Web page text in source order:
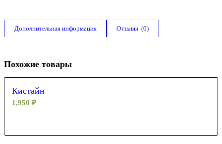
Дополнительная информация Отзывы  (0)
Похожие товары
Кистайн
1,950 ₽